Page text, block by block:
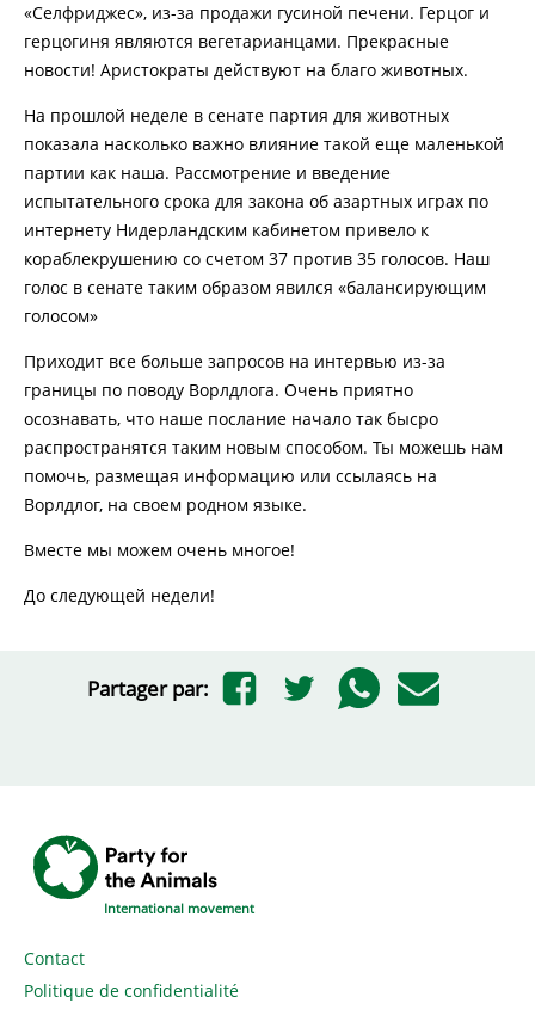
«Селфриджес», из-за продажи гусиной печени. Герцог и
герцогиня являются вегетарианцами. Прекрасные
новости! Аристократы действуют на благо животных.
На прошлой неделе в сенате партия для животных
показала насколько важно влияние такой еще маленькой
партии как наша. Рассмотрение и введение
испытательного срока для закона об азартных играх по
интернету Нидерландским кабинетом привело к
кораблекрушению со счетом 37 против 35 голосов. Наш
голос в сенате таким образом явился «балансирующим
голосом»
Приходит все больше запросов на интервью из-за
границы по поводу Ворлдлога. Очень приятно
осознавать, что наше послание начало так бысро
распространятся таким новым способом. Ты можешь нам
помочь, размещая информацию или ссылаясь на
Ворлдлог, на своем родном языке.
Вместе мы можем очень многое!
До следующей недели!
Partager par:
International movement
Contact
Politique de confidentialité